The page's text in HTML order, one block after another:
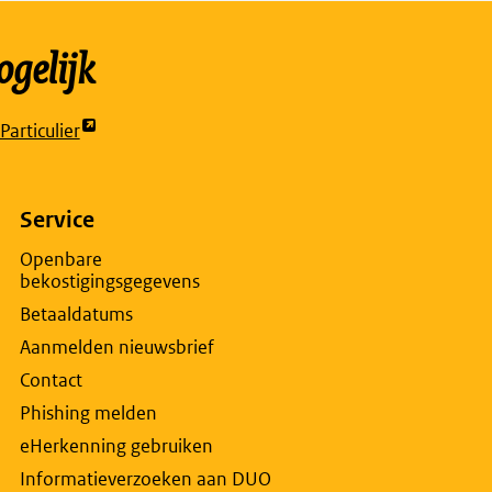
Service
Openbare
bekostigingsgegevens
Betaaldatums
Aanmelden nieuwsbrief
Contact
Phishing melden
eHerkenning gebruiken
Informatieverzoeken aan DUO